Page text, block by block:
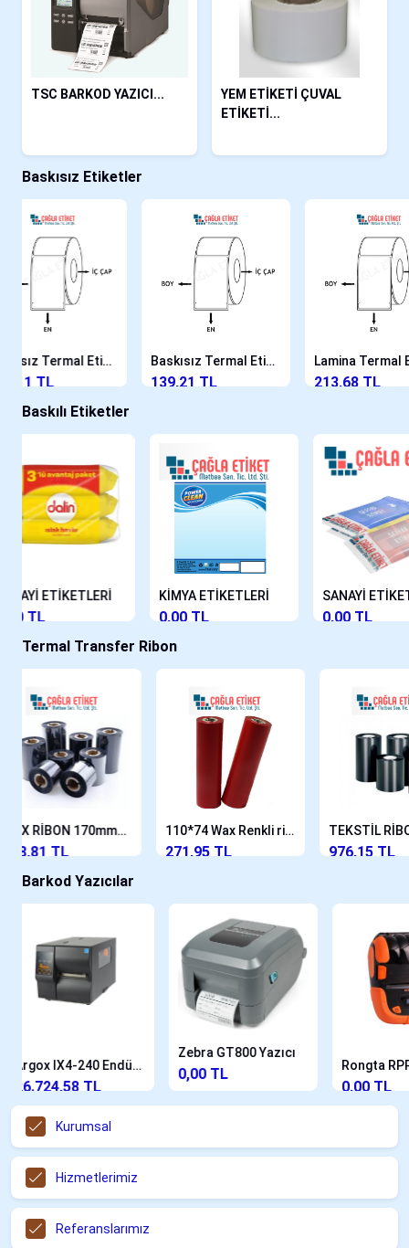
TSC BARKOD YAZICI...
YEM ETİKETİ ÇUVAL
ETİKETİ...
Baskısız Etiketler
Baskısız Termal Etiket 80mmX90mm
139,21 TL
Lamina Termal Etiket 9mmX60mm
213,68 TL
Baskılı Etiketler
KİMYA ETİKETLERİ SANAYİ ETİKETLERİ
Termal Transfer Ribon
WAX RİBON 170mmX450mt 110*74 Wax Renkli ribon
271,95 TL
TEKSTİL RİBONU D110A 70mmX300mt
976,15 TL
Barkod Yazıcılar
Argox IX4-240 Endüstriyel Barkod Yazıcı
Zebra GT800 Yazıcı
0,00 TL
Rongta RPP320 Taşınabilir Barkod Yazıcı
Kurumsal
Hizmetlerimiz
Referanslarımız